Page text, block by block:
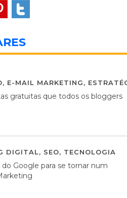
, E-MAIL MARKETING,
gratuitas que todos os bloggers
DIGITAL, SEO, TECNOLOGIA
Google para se tornar num